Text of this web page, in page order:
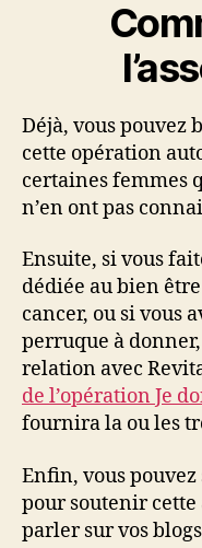
Déjà, vous pouvez
cette opération
certaines femmes
n’en ont pas
Ensuite, si vous
dédiée au bien
cancer, ou si vous
perruque à
relation avec
de l’opération Je
fournira la ou les
Enfin, vous
pour soutenir cette
parler sur vos